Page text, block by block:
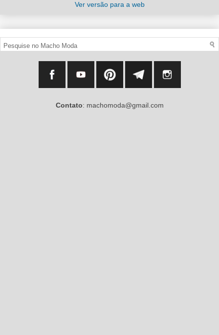
Ver versão para a web
Contato: machomoda@gmail.com